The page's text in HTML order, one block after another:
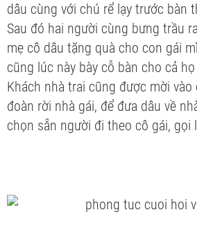
dâu cùng với chú rể lạy trước bàn
Sau đó hai người cùng bưng trầu
mẹ cô dâu tặng quà cho con gái
cũng lúc này bày cỗ bàn cho cả
Khách nhà trai cũng được mời vào
đoàn rời nhà gái, để đưa dâu về
chọn sẵn người đi theo cô gái, gọi